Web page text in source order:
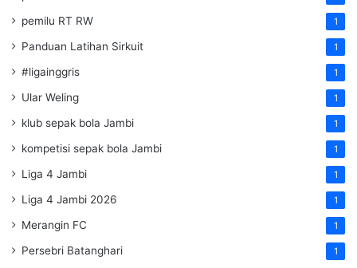
pemilu RT RW 1
Panduan Latihan Sirkuit 1
#ligainggris 1
Ular Weling 1
klub sepak bola Jambi 1
kompetisi sepak bola Jambi 1
Liga 4 Jambi 1
Liga 4 Jambi 2026 1
Merangin FC 1
Persebri Batanghari 1